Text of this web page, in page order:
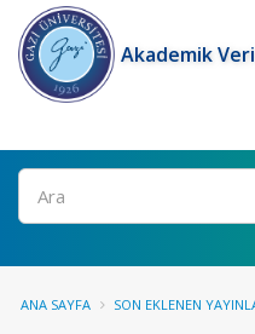
Akademik
Ara
ANA SAYFA SON EKLENEN